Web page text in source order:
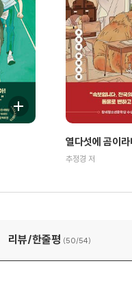
열다섯에 곰이
추정경 저
리뷰/한줄평 (50/54)